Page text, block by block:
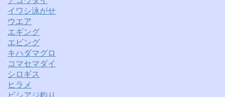
イワシ泳がせ
ウエア
エギング
エビング
キハダマグロ
コマセマダイ
シロギス
ヒラメ
ビシアジ釣り